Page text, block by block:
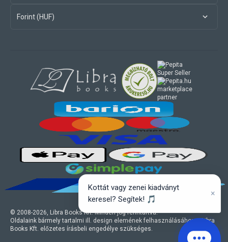
Forint (HUF)
© 2008-2026, Libra Books Kft. Minden jog fenntartva.
Oldalaink bármely tartalmi ill. design elemének felhasználásához a Libra
Books Kft. előzetes írásbeli engedélye szükséges.
marketplace
partner
Kottát vagy zenei kiadványt
keresel? Segítek! 🎵
×